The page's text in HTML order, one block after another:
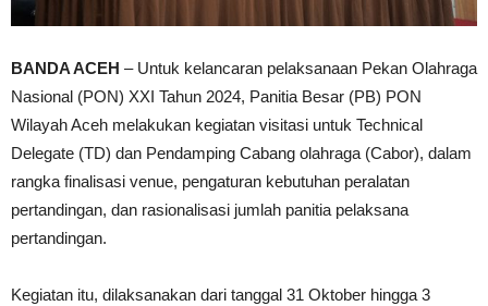
BANDA ACEH – Untuk kelancaran pelaksanaan Pekan Olahraga
Nasional (PON) XXI Tahun 2024, Panitia Besar (PB) PON
Wilayah Aceh melakukan kegiatan visitasi untuk Technical
Delegate (TD) dan Pendamping Cabang olahraga (Cabor), dalam
rangka finalisasi venue, pengaturan kebutuhan peralatan
pertandingan, dan rasionalisasi jumlah panitia pelaksana
pertandingan.
Kegiatan itu, dilaksanakan dari tanggal 31 Oktober hingga 3